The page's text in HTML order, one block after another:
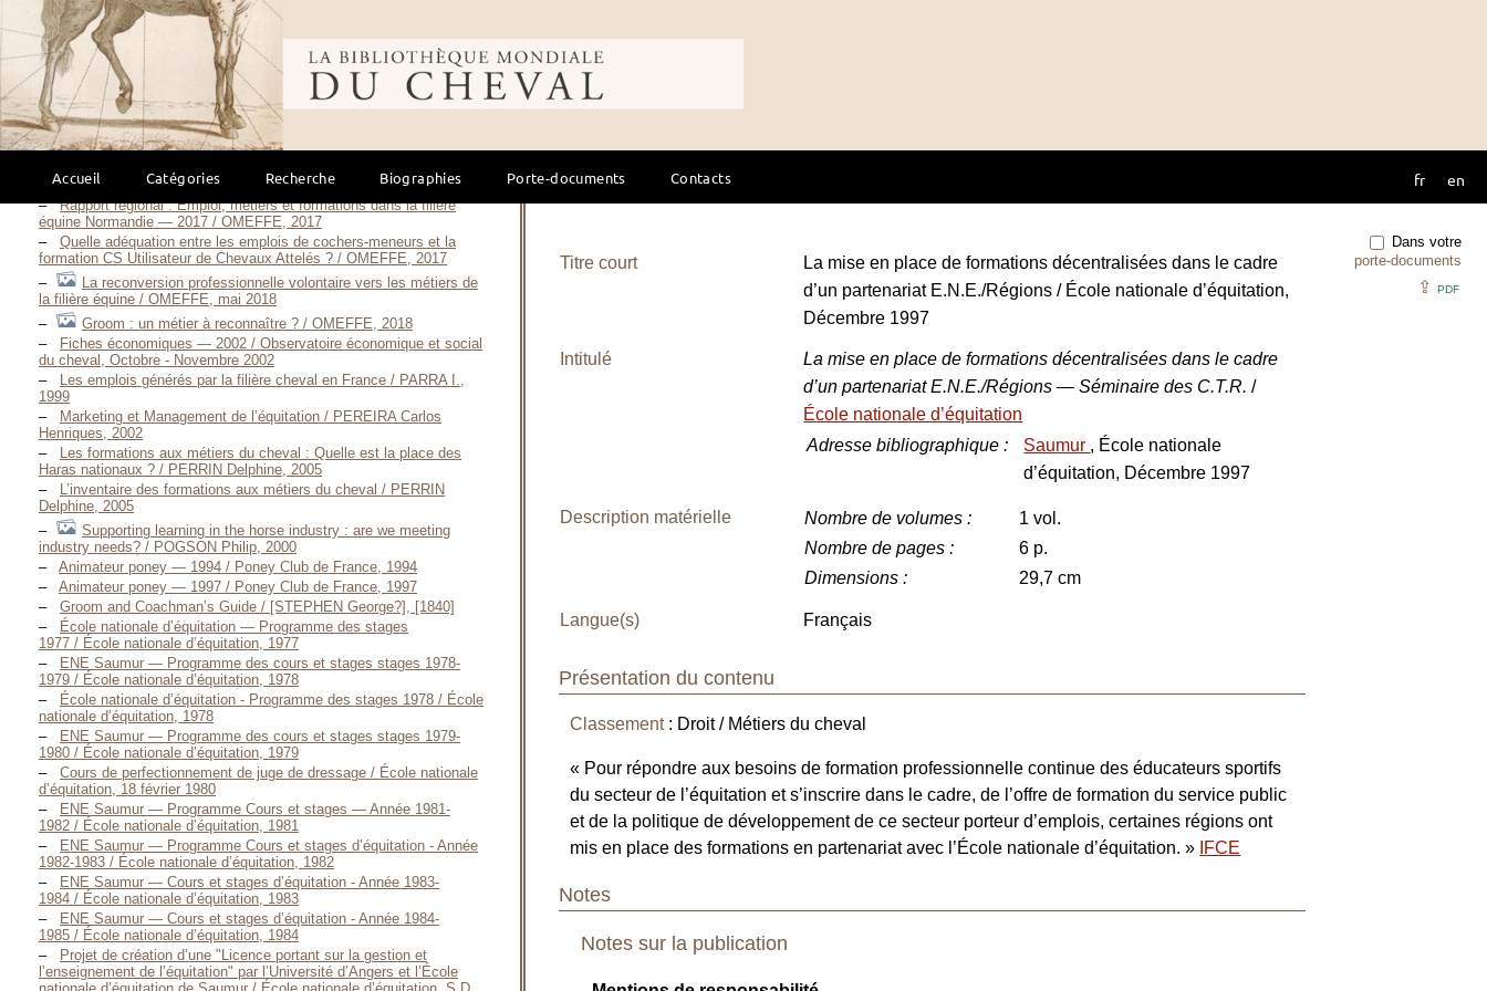
Bibliothèque mondiale du cheval
Accueil Catégories Recherche Biographies Porte-documents Contacts fr en
cadres intermédiaires / OMEFFE, 2014
Rapport régional : Emploi, métiers et formations dans la filière
équine Basse-Normandie — 2015 / OMEFFE, 2015
Le statut "cadre" dans la filière équine / OMEFFE, 2016
Rapport national — Emploi, métiers et formations dans la filière
équine / OMEFFE, 2016
Le métier d’enseignant d’activités équestres sur le territoire
Languedoc-Roussillon / OMEFFE, 2016
L’emploi salarié dans les centres d’entraînement de chevaux de
courses / OMEFFE, 2017
Rapport régional : Emploi, métiers et formations dans la filière
équine Normandie — 2017 / OMEFFE, 2017
Quelle adéquation entre les emplois de cochers-meneurs et la
formation CS Utilisateur de Chevaux Attelés ? / OMEFFE, 2017
La reconversion professionnelle volontaire vers les métiers de
la filière équine / OMEFFE, mai 2018
Groom : un métier à reconnaître ? / OMEFFE, 2018
Fiches économiques — 2002 / Observatoire économique et social
du cheval, Octobre - Novembre 2002
Les emplois générés par la filière cheval en France / PARRA I.,
1999
Marketing et Management de l’équitation / PEREIRA Carlos
Henriques, 2002
Les formations aux métiers du cheval : Quelle est la place des
Haras nationaux ? / PERRIN Delphine, 2005
L’inventaire des formations aux métiers du cheval / PERRIN
Delphine, 2005
Supporting learning in the horse industry : are we meeting
industry needs? / POGSON Philip, 2000
Animateur poney — 1994 / Poney Club de France, 1994
Animateur poney — 1997 / Poney Club de France, 1997
Groom and Coachman’s Guide / [STEPHEN George?], [1840]
École nationale d’équitation — Programme des stages
1977 / École nationale d’équitation, 1977
ENE Saumur — Programme des cours et stages stages 1978-
1979 / École nationale d’équitation, 1978
École nationale d’équitation - Programme des stages 1978 / École
nationale d’équitation, 1978
ENE Saumur — Programme des cours et stages stages 1979-
1980 / École nationale d’équitation, 1979
Cours de perfectionnement de juge de dressage / École nationale
d’équitation, 18 février 1980
ENE Saumur — Programme Cours et stages — Année 1981-
1982 / École nationale d’équitation, 1981
ENE Saumur — Programme Cours et stages d’équitation - Année
1982-1983 / École nationale d’équitation, 1982
ENE Saumur — Cours et stages d’équitation - Année 1983-
1984 / École nationale d’équitation, 1983
ENE Saumur — Cours et stages d’équitation - Année 1984-
1985 / École nationale d’équitation, 1984
Projet de création d’une "Licence portant sur la gestion et
l’enseignement de l’équitation" par l’Université d’Angers et l’École
Dans votre
porte-documents
⇪ PDF
Titre court
La mise en place de formations décentralisées dans le cadre
d’un partenariat E.N.E./Régions / École nationale d’équitation,
Décembre 1997
Intitulé
La mise en place de formations décentralisées dans le cadre
d’un partenariat E.N.E./Régions — Séminaire des C.T.R./
École nationale d’équitation
Adresse bibliographique : Saumur , École nationale
d’équitation, Décembre 1997
Description matérielle Nombre de volumes :
1 vol.
Nombre de pages :
6 p.
Dimensions : 29,7 cm
Langue(s) Français
Présentation du contenu
Classement: Droit / Métiers du cheval
« Pour répondre aux besoins de formation professionnelle continue des éducateurs sportifs
du secteur de l’équitation et s’inscrire dans le cadre, de l’offre de formation du service public
et de la politique de développement de ce secteur porteur d’emplois, certaines régions ont
mis en place des formations en partenariat avec l’École nationale d’équitation. » IFCE
Notes
Notes sur la publication